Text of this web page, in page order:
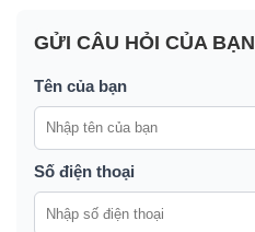
GỬI CÂU HỎI CỦA BẠN
Tên của bạn
Số điện thoại